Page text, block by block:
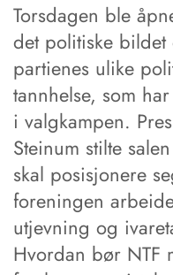
Torsdagen ble
det politiske
partienes ulike
tannhelse, som
i valgkampen.
Steinum stilte
skal posisjonere
foreningen
utjevning og
Hvordan bør NTF